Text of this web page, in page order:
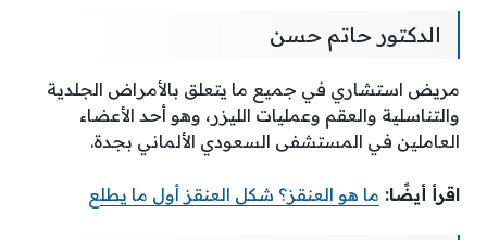
الدكتور حاتم حسن
مريض استشاري في جميع ما يتعلق بالأمراض الجلدية
والتناسلية والعقم وعمليات الليزر، وهو أحد الأعضاء
العاملين في المستشفى السعودي الألماني بجدة.
اقرأ أيضًا: ما هو العنقز؟ شكل العنقز أول ما يطلع